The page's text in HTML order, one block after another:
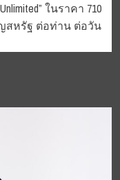
ในราคา 710
สหรัฐ ต่อท่าน ต่อวัน